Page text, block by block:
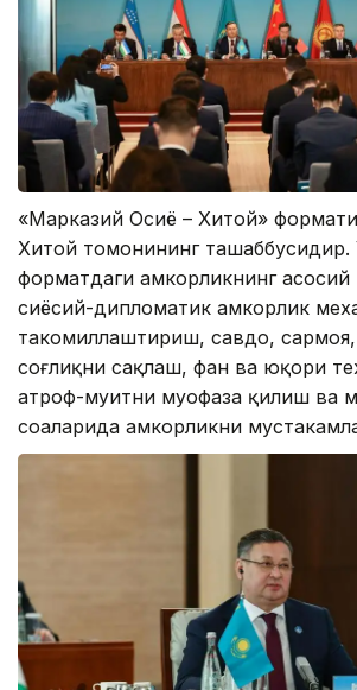
«Марказий Осиё – Хитой»
Хитой томонининг ташаббусидир.
форматдаги ҳамкорликнинг
сиёсий-дипломатик ҳамкорлик
такомиллаштириш, савдо,
соғлиқни сақлаш, фан ва юқори
атроф-муҳитни муҳофаза қилиш ва
соҳаларида ҳамкорликни